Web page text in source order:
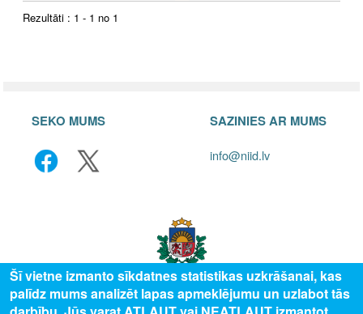
Rezultāti : 1 - 1 no 1
SEKO MUMS SAZINIES AR MUMS
info@niid.lv
Šī vietne izmanto sīkdatnes statistikas uzkrāšanai, kas
palīdz mums analizēt lapas apmeklējumu un uzlabot tās